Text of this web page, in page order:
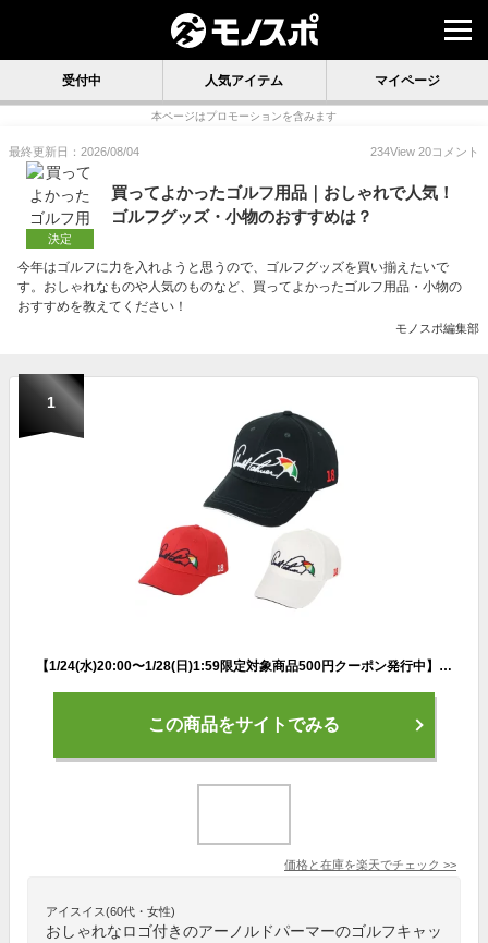
受付中 人気アイテム マイページ
本ページはプロモーションを含みます
最終更新日：2026/08/04 234View 20コメント
決定
買ってよかったゴルフ用品｜おしゃれで人気！
ゴルフグッズ・小物のおすすめは？
今年はゴルフに力を入れようと思うので、ゴルフグッズを買い揃えたいで
す。おしゃれなものや人気のものなど、買ってよかったゴルフ用品・小物の
おすすめを教えてください！
モノスポ編集部
1
【1/24(水)20:00〜1/28(日)1:59限定対象商品500円クーポン発行中】アーノルドパーマー arnold palmer ゴルフ キャップ メンズ つば裏プリントロゴキャップ APCP-10H
この商品をサイトでみる
価格と在庫を楽天でチェック >>
アイスイス(60代・女性)
おしゃれなロゴ付きのアーノルドパーマーのゴルフキャッ